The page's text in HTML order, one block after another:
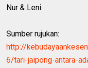
Nur & Leni.
Sumber rujukan:
http://
6/tari-jaipong-antara-